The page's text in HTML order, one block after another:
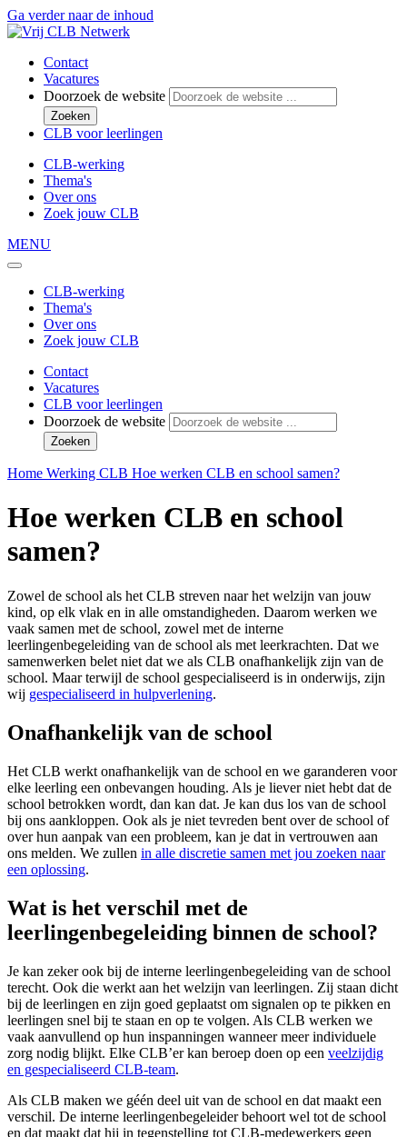
Ga verder naar de inhoud
Contact
Vacatures
Doorzoek de website
Zoeken
CLB voor leerlingen
CLB-werking
Thema's
Over ons
Zoek jouw CLB
MENU
CLB-werking
Thema's
Over ons
Zoek jouw CLB
Contact
Vacatures
CLB voor leerlingen
Doorzoek de website
Zoeken
Home Werking CLB Hoe werken CLB en school samen?
Hoe werken CLB en school
samen?
Zowel de school als het CLB streven naar het welzijn van jouw
kind, op elk vlak en in alle omstandigheden. Daarom werken we
vaak samen met de school, zowel met de interne
leerlingenbegeleiding van de school als met leerkrachten. Dat we
samenwerken belet niet dat we als CLB onafhankelijk zijn van de
school. Maar terwijl de school gespecialiseerd is in onderwijs, zijn
wij gespecialiseerd in hulpverlening.
Onafhankelijk van de school
Het CLB werkt onafhankelijk van de school en we garanderen voor
elke leerling een onbevangen houding. Als je liever niet hebt dat de
school betrokken wordt, dan kan dat. Je kan dus los van de school
bij ons aankloppen. Ook als je niet tevreden bent over de school of
over hun aanpak van een probleem, kan je dat in vertrouwen aan
ons melden. We zullen in alle discretie samen met jou zoeken naar
een oplossing.
Wat is het verschil met de
leerlingenbegeleiding binnen de school?
Je kan zeker ook bij de interne leerlingenbegeleiding van de school
terecht. Ook die werkt aan het welzijn van leerlingen. Zij staan dicht
bij de leerlingen en zijn goed geplaatst om signalen op te pikken en
leerlingen snel bij te staan en op te volgen. Als CLB werken we
vaak aanvullend op hun inspanningen wanneer meer individuele
zorg nodig blijkt. Elke CLB’er kan beroep doen op een veelzijdig
en gespecialiseerd CLB-team.
Als CLB maken we géén deel uit van de school en dat maakt een
verschil. De interne leerlingenbegeleider behoort wel tot de school
en dat maakt dat hij in tegenstelling tot CLB-medewerkers geen